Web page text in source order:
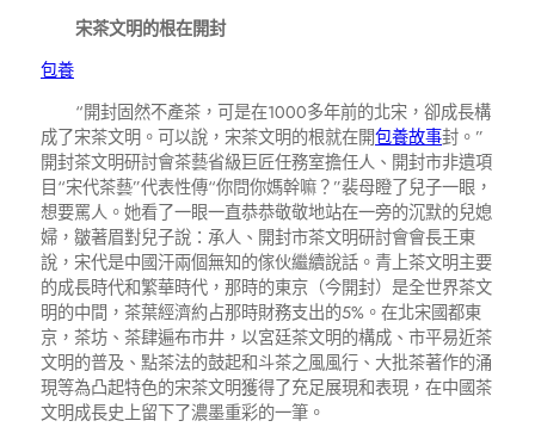
宋茶文明的根在開封
包養
“開封固然不產茶，可是在1000多年前的北宋，卻成長構
成了宋茶文明。可以說，宋茶文明的根就在開包養故事封。”
開封茶文明研討會茶藝省級巨匠任務室擔任人、開封市非遺項
目“宋代茶藝”代表性傳“你問你媽幹嘛？”裴母瞪了兒子一眼，
想要罵人。她看了一眼一直恭恭敬敬地站在一旁的沉默的兒媳
婦，皺著眉對兒子說：承人、開封市茶文明研討會會長王東
說，宋代是中國汗兩個無知的傢伙繼續說話。青上茶文明主要
的成長時代和繁華時代，那時的東京（今開封）是全世界茶文
明的中間，茶葉經濟約占那時財務支出的5%。在北宋國都東
京，茶坊、茶肆遍布市井，以宮廷茶文明的構成、市平易近茶
文明的普及、點茶法的鼓起和斗茶之風風行、大批茶著作的涌
現等為凸起特色的宋茶文明獲得了充足展現和表現，在中國茶
文明成長史上留下了濃墨重彩的一筆。